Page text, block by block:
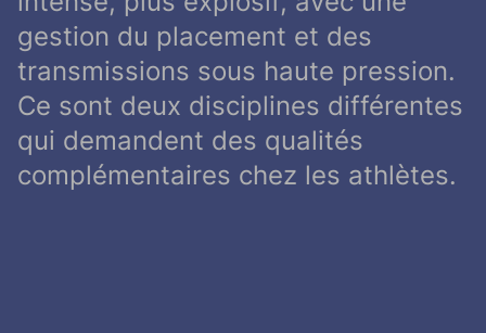
gestion du placement et des
transmissions sous haute pression.
Ce sont deux disciplines différentes
qui demandent des qualités
complémentaires chez les athlètes.